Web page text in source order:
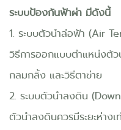
ระบบป้องกันฟ้าผ่า มีดังนี้
1. ระบบตัวนำล่อฟ้า (Air
วิธีการออกแบบตำแหน่งตั
กลมกลิ้ง และวิธีตาข่าย
2. ระบบตัวนำลงดิน
ตัวนำลงดินควรมีระยะห่าง